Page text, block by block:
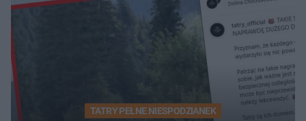
TATRY PEŁNE NIESPODZIANEK